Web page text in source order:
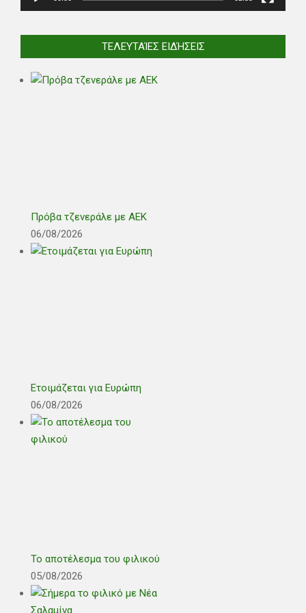
ΤΕΛΕΥΤΑΊΕΣ ΕΙΔΉΣΕΙΣ
Πρόβα τζενεράλε με ΑΕΚ
06/08/2026
Ετοιμάζεται για Ευρώπη
06/08/2026
Το αποτέλεσμα του φιλικού
05/08/2026